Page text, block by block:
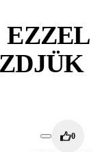
EZZEL
0